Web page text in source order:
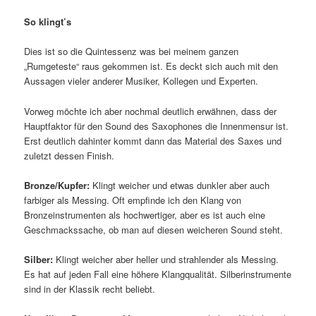
So klingt’s
Dies ist so die Quintessenz was bei meinem ganzen
„Rumgeteste“ raus gekommen ist. Es deckt sich auch mit den
Aussagen vieler anderer Musiker, Kollegen und Experten.
Vorweg möchte ich aber nochmal deutlich erwähnen, dass der
Hauptfaktor für den Sound des Saxophones die Innenmensur ist.
Erst deutlich dahinter kommt dann das Material des Saxes und
zuletzt dessen Finish.
Bronze/Kupfer: Klingt weicher und etwas dunkler aber auch
farbiger als Messing. Oft empfinde ich den Klang von
Bronzeinstrumenten als hochwertiger, aber es ist auch eine
Geschmackssache, ob man auf diesen weicheren Sound steht.
Silber: Klingt weicher aber heller und strahlender als Messing.
Es hat auf jeden Fall eine höhere Klangqualität. Silberinstrumente
sind in der Klassik recht beliebt.